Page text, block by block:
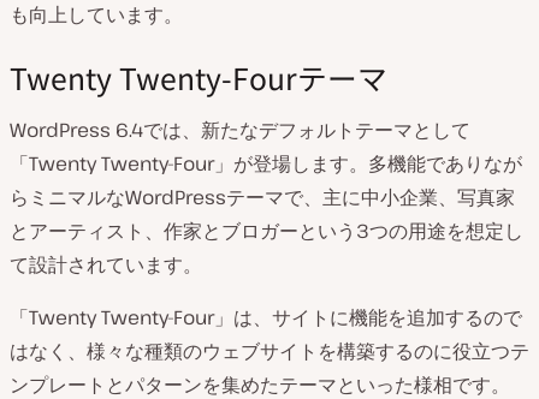
も向上しています。
Twenty Twenty-Fourテーマ
WordPress 6.4では、新たなデフォルトテーマとして
「Twenty Twenty-Four」が登場します。多機能でありなが
らミニマルなWordPressテーマで、主に中小企業、写真家
とアーティスト、作家とブロガーという3つの用途を想定し
て設計されています。
「Twenty Twenty-Four」は、サイトに機能を追加するので
はなく、様々な種類のウェブサイトを構築するのに役立つテ
ンプレートとパターンを集めたテーマといった様相です。